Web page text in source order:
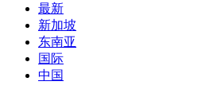
最新
新加坡
东南亚
国际
中国